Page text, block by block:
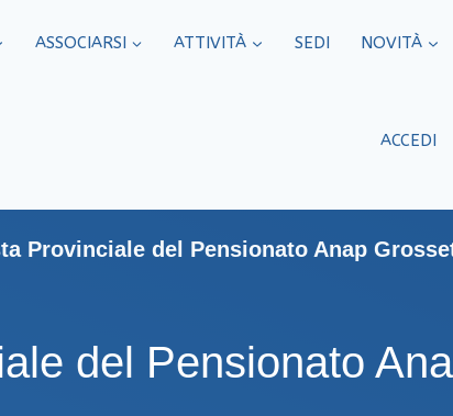
ASSOCIARSI ATTIVITÀ SEDI​ NOVITÀ
ACCEDI
Provinciale del Pensionato Anap
del Pensionato